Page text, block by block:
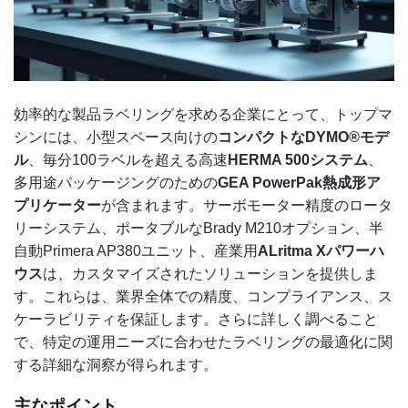
効率的な製品ラベリングを求める企業にとって、トップマ
シンには、小型スペース向けのコンパクトなDYMO®モデ
ル、毎分100ラベルを超える高速 HERMA 500システム
多用途パッケージングのためのGEA PowerPak熱成形ア
プリケーターが含まれます。サーボモーター精度のロータ
リーシステム、ポータブルなBrady M210オプション、半
自動Primera AP380ユニット、産業用 ALritma Xパワーハ
ウスは、カスタマイズされたソリューションを提供しま
す。これらは、業界全体での精度、コンプライアンス、ス
ケーラビリティを保証します。さらに詳しく調べること
で、特定の運用ニーズに合わせたラベリングの最適化に関
する詳細な洞察が得られます。